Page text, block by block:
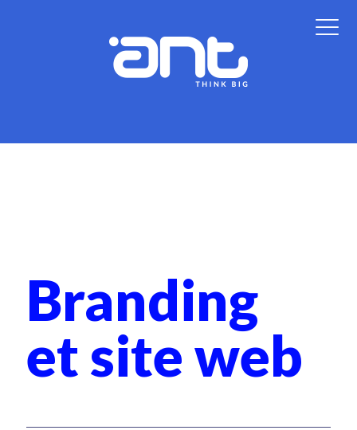
Branding
et site web